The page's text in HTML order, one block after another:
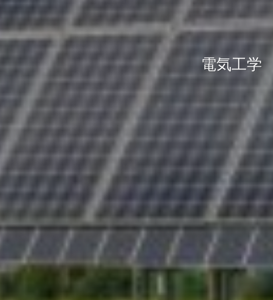
建築工学
機械工学 電気工学